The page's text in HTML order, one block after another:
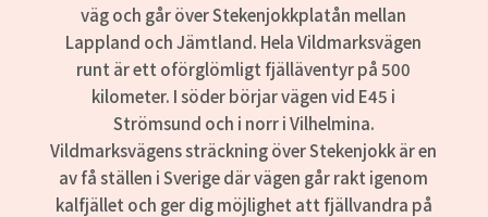
väg och går över Stekenjokkplatån mellan
Lappland och Jämtland. Hela Vildmarksvägen
runt är ett oförglömligt fjälläventyr på 500
kilometer. I söder börjar vägen vid E45 i
Strömsund och i norr i Vilhelmina.
Vildmarksvägens sträckning över Stekenjokk är en
av få ställen i Sverige där vägen går rakt igenom
kalfjället och ger dig möjlighet att fjällvandra på